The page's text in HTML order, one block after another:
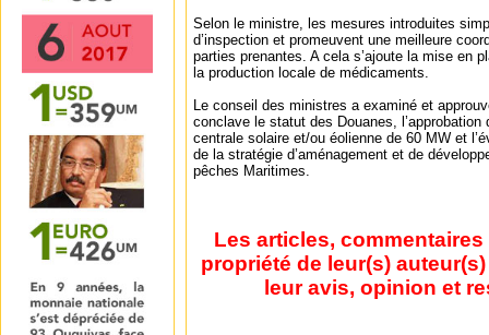
Selon le ministre, les mesures introduites
d’inspection et promeuvent une meilleure
parties prenantes. A cela s’ajoute la mise en
la production locale de médicaments.
Le conseil des ministres a examiné et
conclave le statut des Douanes,
centrale solaire et/ou éolienne de 60 MW et
de la stratégie d’aménagement et de
pêches Maritimes.
Les articles,
propriété de leur(s)
leur avis, opinion et